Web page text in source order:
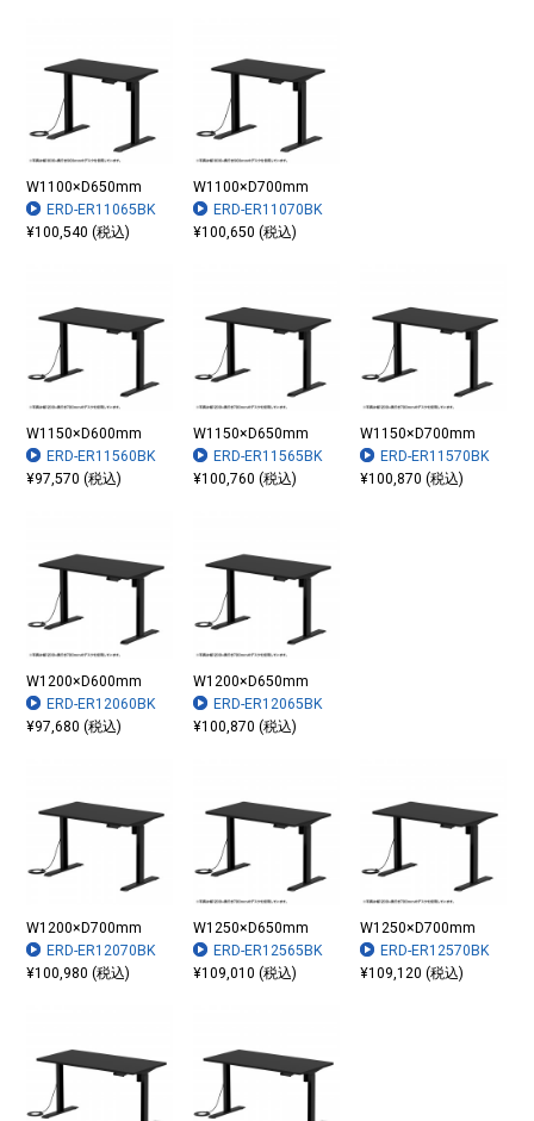
W1100×D650mm
ERD-ER11065BK
¥100,540 (税込)
W1100×D700mm
ERD-ER11070BK
¥100,650 (税込)
W1150×D600mm
ERD-ER11560BK
¥97,570 (税込)
W1150×D650mm
ERD-ER11565BK
¥100,760 (税込)
W1150×D700mm
ERD-ER11570BK
¥100,870 (税込)
W1200×D600mm
ERD-ER12060BK
¥97,680 (税込)
W1200×D650mm
ERD-ER12065BK
¥100,870 (税込)
W1200×D700mm
ERD-ER12070BK
¥100,980 (税込)
W1250×D650mm
ERD-ER12565BK
¥109,010 (税込)
W1250×D700mm
ERD-ER12570BK
¥109,120 (税込)